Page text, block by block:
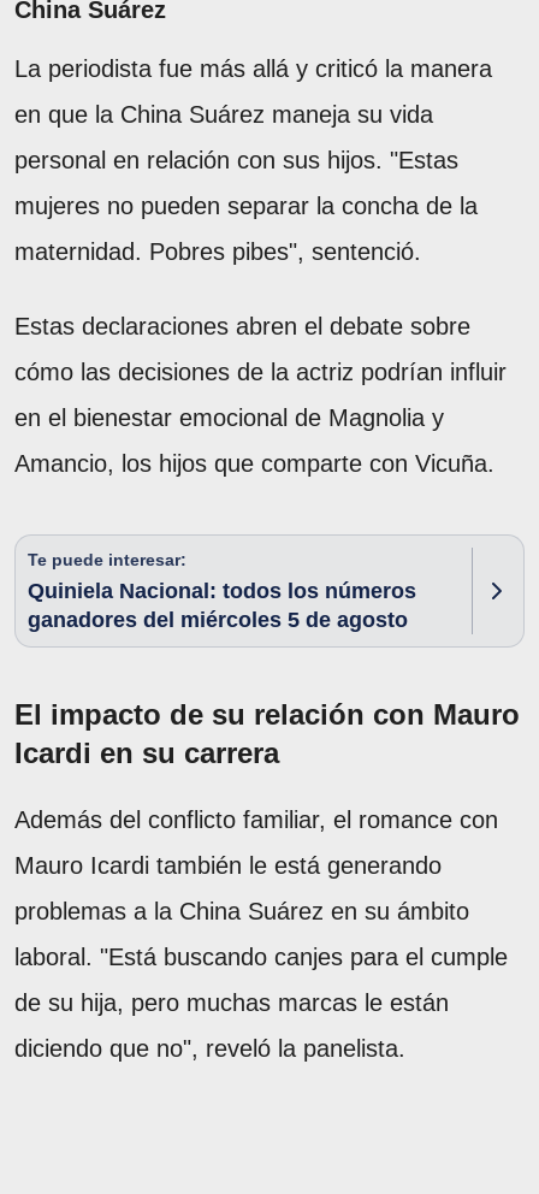
China Suárez
La periodista fue más allá y criticó la manera
en que la China Suárez maneja su vida
personal en relación con sus hijos. "Estas
mujeres no pueden separar la concha de la
maternidad. Pobres pibes", sentenció.
Estas declaraciones abren el debate sobre
cómo las decisiones de la actriz podrían influir
en el bienestar emocional de Magnolia y
Amancio, los hijos que comparte con Vicuña.
Te puede interesar:
Quiniela Nacional: todos los números
ganadores del miércoles 5 de agosto
El impacto de su relación con Mauro
Icardi en su carrera
Además del conflicto familiar, el romance con
Mauro Icardi también le está generando
problemas a la China Suárez en su ámbito
laboral. "Está buscando canjes para el cumple
de su hija, pero muchas marcas le están
diciendo que no", reveló la panelista.